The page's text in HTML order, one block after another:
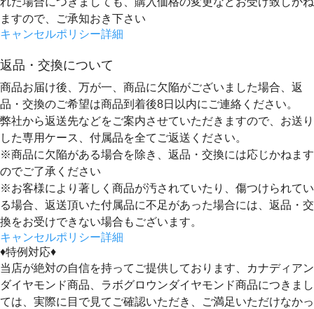
ますので、ご承知おき下さい
キャンセルポリシー詳細
返品・交換について
商品お届け後、万が一、商品に欠陥がございました場合、返
品・交換のご希望は商品到着後8日以内にご連絡ください。
弊社から返送先などをご案内させていただきますので、お送り
した専用ケース、付属品を全てご返送ください。
※商品に欠陥がある場合を除き、返品・交換には応じかねます
のでご了承ください
※お客様により著しく商品が汚されていたり、傷つけられてい
る場合、返送頂いた付属品に不足があった場合には、返品・交
換をお受けできない場合もございます。
キャンセルポリシー詳細
♦特例対応♦
当店が絶対の自信を持ってご提供しております、カナディアン
ダイヤモンド商品、ラボグロウンダイヤモンド商品につきまし
ては、実際に目で見てご確認いただき、ご満足いただけなかっ